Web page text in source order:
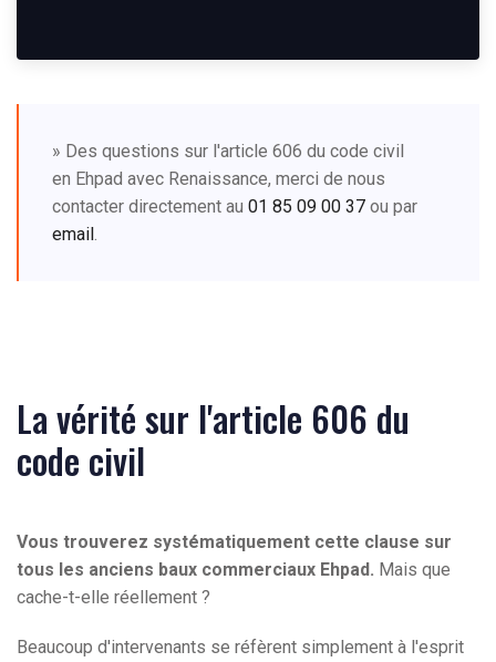
» Des questions sur l'article 606 du code civil
en Ehpad avec Renaissance, merci de nous
contacter directement au 01 85 09 00 37 ou par
email
La vérité sur l'article 606 du
code civil
Vous trouverez systématiquement cette clause sur
tous les anciens baux commerciaux Ehpad. Mais que
cache-t-elle réellement ?
Beaucoup d'intervenants se réfèrent simplement à l'esprit